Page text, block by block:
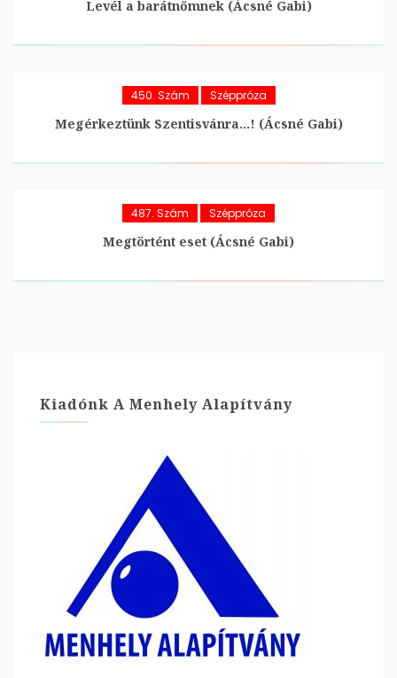
Levél a barátnőmnek (Ácsné Gabi)
450. Szám Széppróza
Megérkeztünk Szentisvánra…! (Ácsné Gabi)
487. Szám Széppróza
Megtörtént eset (Ácsné Gabi)
Kiadónk A Menhely Alapítvány